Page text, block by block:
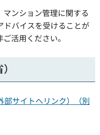
ンション管理に関する
バイスを受けることが
活用ください。
部サイトへリンク）（別